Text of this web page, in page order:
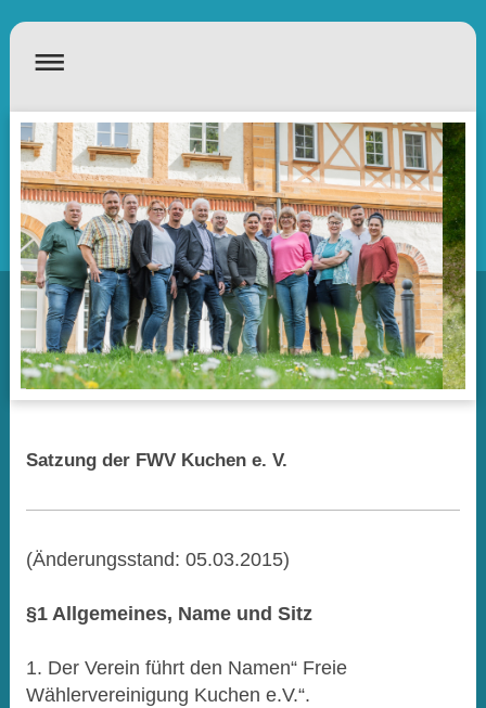
Satzung der FWV Kuchen e. V.
(Änderungsstand: 05.03.2015)
§1 Allgemeines, Name und Sitz
1. Der Verein führt den Namen“ Freie
Wählervereinigung Kuchen e.V.“.